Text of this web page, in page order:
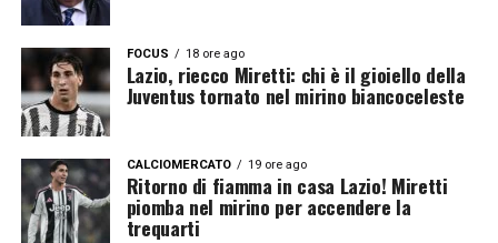
FOCUS 18 ore ago
Lazio, riecco Miretti: chi è il gioiello della
Juventus tornato nel mirino biancoceleste
CALCIOMERCATO 19 ore ago
Ritorno di fiamma in casa Lazio! Miretti
piomba nel mirino per accendere la
trequarti